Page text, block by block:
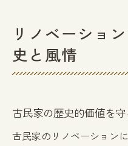
リノベーショ
史と風情
古民家の歴史的価値を
古民家のリノベーション